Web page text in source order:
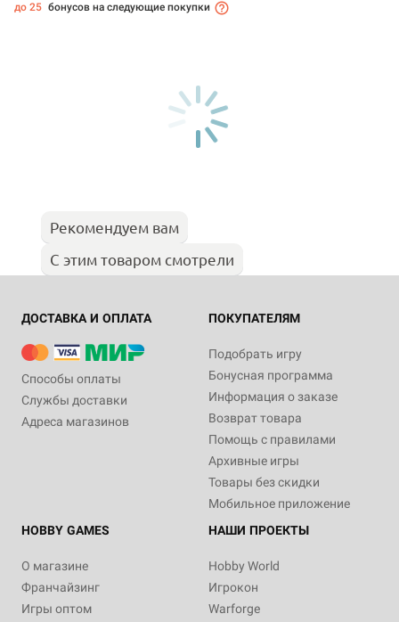
до 25 бонусов на следующие покупки
Рекомендуем вам
С этим товаром смотрели
ДОСТАВКА И ОПЛАТА
Способы оплаты
Службы доставки
Адреса магазинов
ПОКУПАТЕЛЯМ
Подобрать игру
Бонусная программа
Информация о заказе
Возврат товара
Помощь с правилами
Архивные игры
Товары без скидки
Мобильное приложение
HOBBY GAMES
О магазине
Франчайзинг
Игры оптом
НАШИ ПРОЕКТЫ
Hobby World
Игрокон
Warforge